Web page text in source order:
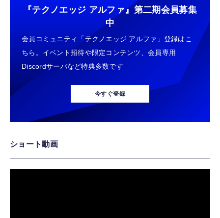
『テクノエッジ アルファ』 第二期会員募集
中
会員コミュニティ「テクノエッジ アルファ」登録はこ
ちら。イベント招待や限定コンテンツ、会員専用
Discordサーバなど特典多数です
今すぐ登録
ショート動画